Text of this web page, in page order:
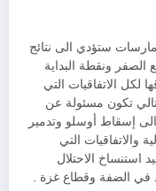
ستؤدي الى نتائج
الصفر ونقطة البداية
لكل الاتفاقيات التي
تكون مسئولة عن
إسقاط أوسلو وتدمير
والاتفاقيات التي
استنساخ الاحتلال
في الضفة وقطاع غزة .